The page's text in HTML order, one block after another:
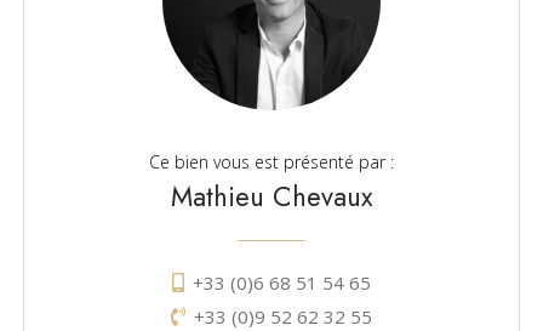
Ce bien vous est présenté par :
Mathieu Chevaux
+33 (0)6 68 51 54 65
+33 (0)9 52 62 32 55